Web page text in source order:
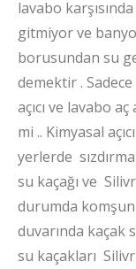
lavabo
gitmiyor ve
borusundan su
demektir .
açıcı ve lavabo
mi .. Kimyasal
yerlerde
su kaçağı ve
durumda
duvarında kaçak
su kaçakları